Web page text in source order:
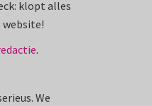
klopt alles
website!
.
We